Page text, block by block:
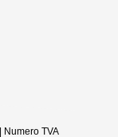
Numero TVA